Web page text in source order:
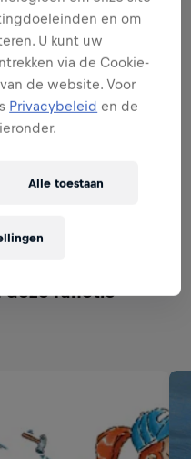
deze functie
en om
U kunt uw
via de Cookie-
de website. Voor
Privacybeleid en de
Alle toestaan